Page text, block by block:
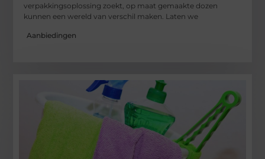
verpakkingsoplossing zoekt, op maat gemaakte dozen
kunnen een wereld van verschil maken. Laten we
Aanbiedingen